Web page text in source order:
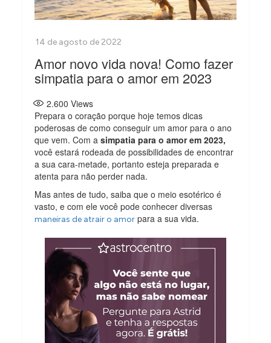
Amor novo vida nova! Como fazer
simpatia para o amor em 2023
2.600 Views
Prepara o coração porque hoje temos dicas
poderosas de como conseguir um amor para o ano
que vem. Com asimpatia para o amor em 2023,
você estará rodeada de possibilidades de encontrar
a sua cara-metade, portanto esteja preparada e
atenta para não perder nada.
Mas antes de tudo, saiba que o meio esotérico é
vasto, e com ele você pode conhecer diversas
maneiras de atrair o amor para a sua vida.